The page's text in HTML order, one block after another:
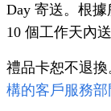
Day 寄送。根
10 個工作天內送
禮品卡恕不退換
構的客戶服務部